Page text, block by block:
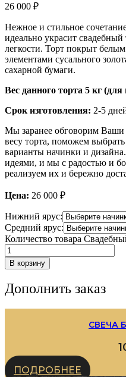
26 000 ₽
Нежное и стильное
идеально украсит свадебный
легкости. Торт покрыт
элементами сусального
сахарной бумаги.
Вес данного торта 5 кг (для
Срок изготовления: 2-5
Мы заранее обговорим Ваши
весу торта, поможем
варианты начинки и
идеями, и мы с радостью и
реализуем их и бережно
Цена: 26 000 ₽
Нижний ярус:
Средний ярус:
Количество товара
В корзину
Дополнить заказ
СВЕЧА
ПОДРОБНЕЕ